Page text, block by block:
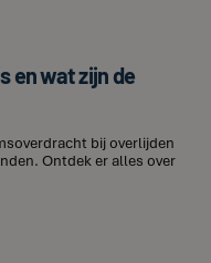
en wat zijn de
bij overlijden
Ontdek er alles over